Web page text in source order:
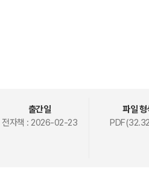
출간일
전자책 : 2026-02-23
파일 형